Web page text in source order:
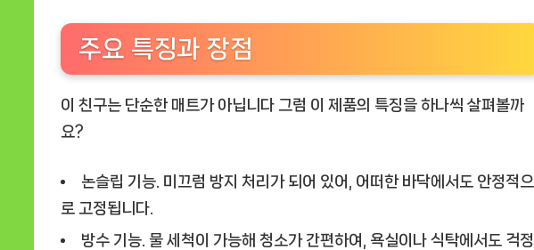
주요 특징과 장점
이 친구는 단순한 매트가 아닙니다 그럼 이 제품의 특징을 하나씩 살펴볼까
요?
논슬립 기능. 미끄럼 방지 처리가 되어 있어, 어떠한 바닥에서도 안정적으
로 고정됩니다.
방수 기능. 물 세척이 가능해 청소가 간편하여, 욕실이나 식탁에서도 걱정